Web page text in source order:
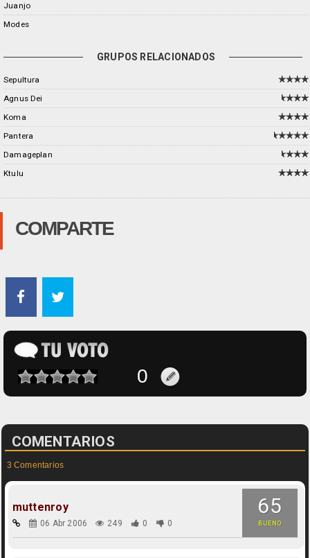
Juanjo
Modes
GRUPOS RELACIONADOS
Sepultura
Agnus Dei
Koma
Pantera
Damageplan
Ktulu
COMPARTE
COMENTARIOS
3 Comentarios
65
BUENO
muttenroy
06 Abr 2006 249 0 0